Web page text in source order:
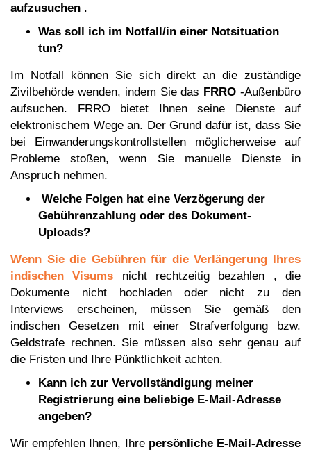
aufzusuchen .
Was soll ich im Notfall/in einer Notsituation
tun?
Im Notfall können Sie sich direkt an die zuständige
Zivilbehörde wenden, indem Sie das FRRO -Außenbüro
aufsuchen. FRRO bietet Ihnen seine Dienste auf
elektronischem Wege an. Der Grund dafür ist, dass Sie
bei Einwanderungskontrollstellen möglicherweise auf
Probleme stoßen, wenn Sie manuelle Dienste in
Anspruch nehmen.
Welche Folgen hat eine Verzögerung der
Gebührenzahlung oder des Dokument-
Uploads?
Wenn Sie die Gebühren für die Verlängerung Ihres
indischen Visums nicht rechtzeitig bezahlen , die
Dokumente nicht hochladen oder nicht zu den
Interviews erscheinen, müssen Sie gemäß den
indischen Gesetzen mit einer Strafverfolgung bzw.
Geldstrafe rechnen. Sie müssen also sehr genau auf
die Fristen und Ihre Pünktlichkeit achten.
Kann ich zur Vervollständigung meiner
Registrierung eine beliebige E-Mail-Adresse
angeben?
Wir empfehlen Ihnen, Ihre persönliche E-Mail-Adresse